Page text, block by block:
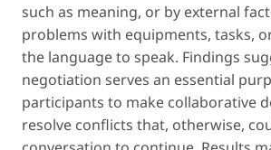
such as meaning, or by external
problems with equipments, tasks,
the language to speak. Findings
negotiation serves an essential
participants to make collaborative
resolve conflicts that, otherwise,